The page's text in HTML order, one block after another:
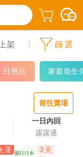
架 篩選
日用品 家庭衛生
前往賣場
一日內回
露露通
運 3天